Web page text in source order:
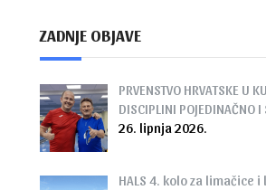
ZADNJE OBJAVE
PRVENSTVO HRVATSKE U
DISCIPLINI POJEDINAČNO I
26. lipnja 2026.
HALS 4. kolo za limačice i